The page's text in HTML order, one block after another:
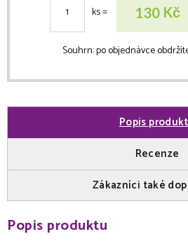
ks= 130Kč
Souhrn:po objednávce
Popis
Recenze
Zákazníci také
Popis produktu